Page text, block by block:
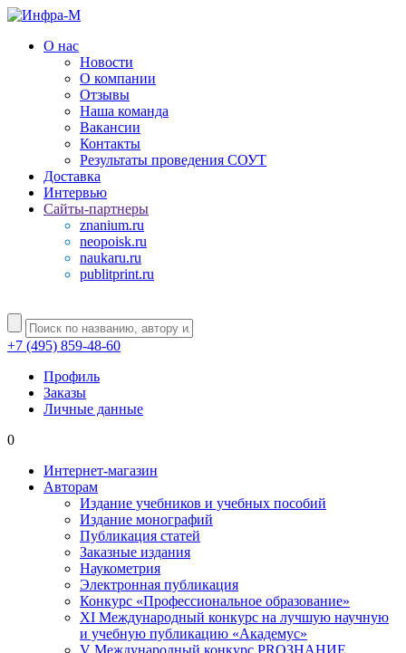
О нас
Новости
О компании
Отзывы
Наша команда
Вакансии
Контакты
Результаты проведения СОУТ
Доставка
Интервью
Сайты-партнеры
znanium.ru
neopoisk.ru
naukaru.ru
publitprint.ru
+7 (495) 859-48-60
Профиль
Заказы
Личные данные
0
Интернет-магазин
Авторам
Издание учебников и учебных пособий
Издание монографий
Публикация статей
Заказные издания
Наукометрия
Электронная публикация
Конкурс «Профессиональное образование»
XI Международный конкурс на лучшую научную
и учебную публикацию «Академус»
V Международный конкурс PROЗНАНИЕ